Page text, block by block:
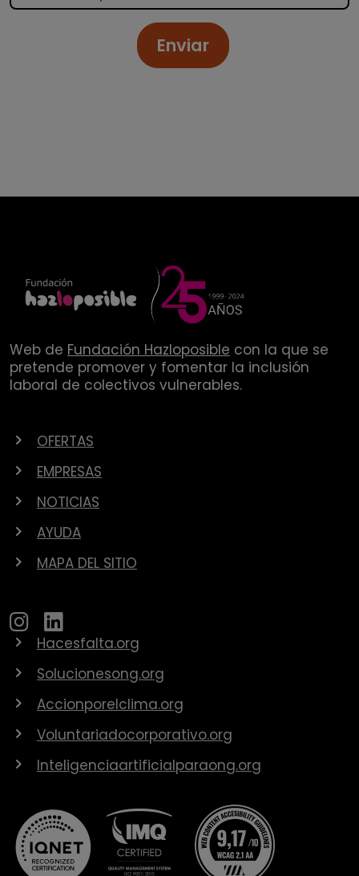
Enviar
Web de Fundación Hazloposible con la que se
pretende promover y fomentar la inclusión
laboral de colectivos vulnerables.
OFERTAS
EMPRESAS
NOTICIAS
AYUDA
MAPA DEL SITIO
Hacesfalta.org
Solucionesong.org
Accionporelclima.org
Voluntariadocorporativo.org
Inteligenciaartificialparaong.org